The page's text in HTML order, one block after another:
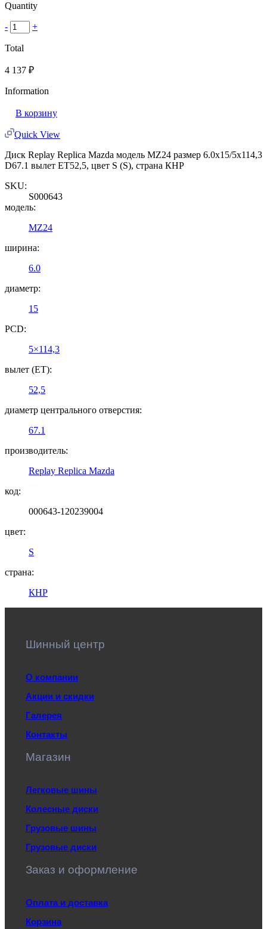
Quantity
- +
Total
4 137 ₽
Information
В корзину
Quick View
Диск Replay Replica Mazda модель MZ24 размер 6.0x15/5x114,3
D67.1 вылет ET52,5, цвет S (S), страна КНР
SKU:
S000643
модель:
MZ24
ширина:
6.0
диаметр:
15
PCD:
5×114,3
вылет (ET):
52,5
диаметр центрального отверстия:
67.1
производитель:
Replay Replica Mazda
код:
000643-120239004
цвет:
S
страна:
КНР
Шинный центр
О компании
Акции и скидки
Галерея
Контакты
Магазин
Легковые шины
Колесные диски
Грузовые шины
Грузовые диски
Заказ и оформление
Оплата и доставка
Корзина